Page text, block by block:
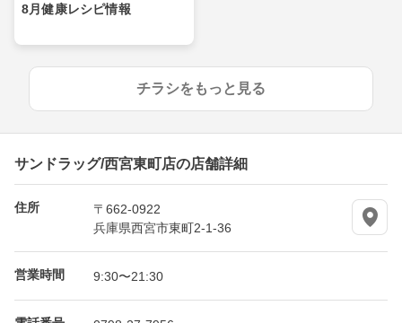
8月健康レシピ情報
チラシをもっと見る
サンドラッグ/西宮東町店の店舗詳細
住所
〒662-0922
兵庫県西宮市東町2-1-36
営業時間 9:30〜21:30